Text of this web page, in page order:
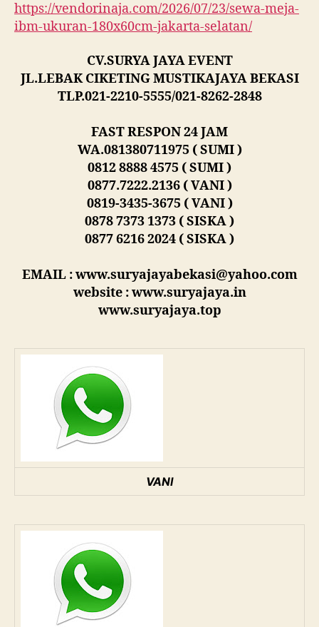
https://vendorinaja.com/2026/07/23/sewa-meja-
ibm-ukuran-180x60cm-jakarta-selatan/
CV.SURYA JAYA EVENT
JL.LEBAK CIKETING MUSTIKAJAYA BEKASI
TLP.021-2210-5555/021-8262-2848
FAST RESPON 24 JAM
WA.081380711975 ( SUMI )
0812 8888 4575 ( SUMI )
0877.7222.2136 ( VANI )
0819-3435-3675 ( VANI )
0878 7373 1373 ( SISKA )
0877 6216 2024 ( SISKA )
EMAIL : www.suryajayabekasi@yahoo.com
website : www.suryajaya.in
www.suryajaya.top
VANI